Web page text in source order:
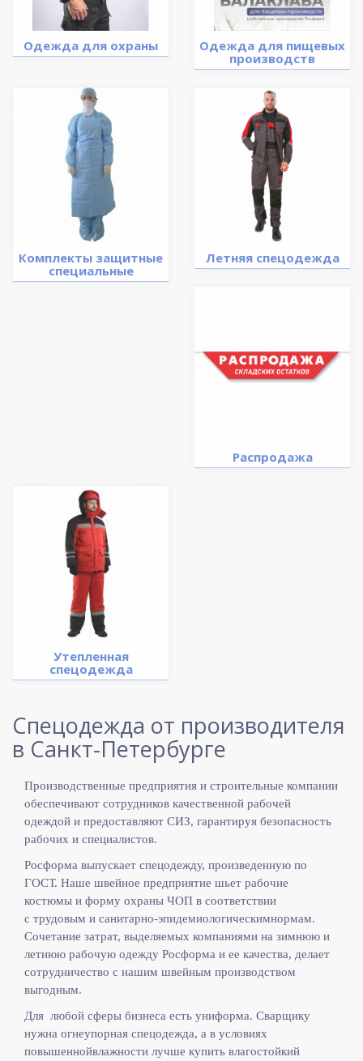
Одежда для охраны
Одежда для пищевых
производств
Комплекты защитные
специальные
Летняя спецодежда
Распродажа
Утепленная
спецодежда
Спецодежда от производителя
в Санкт-Петербурге
Производственные предприятия и строительные компании
обеспечивают сотрудников качественной рабочей
одеждой и предоставляют СИЗ, гарантируя безопасность
рабочих и специалистов.
Росформа выпускает спецодежду, произведенную по
ГОСТ. Наше швейное предприятие шьет рабочие
костюмы и форму охраны ЧОП в соответствии
с трудовым и санитарно-эпидемиологическимнормам.
Сочетание затрат, выделяемых компаниями на зимнюю и
летнюю рабочую одежду Росформа и ее качества, делает
сотрудничество с нашим швейным производством
выгодным.
Для любой сферы бизнеса есть униформа. Сварщику
нужна огнеупорная спецодежда, а в условиях
повышеннойвлажности лучше купить влагостойкий